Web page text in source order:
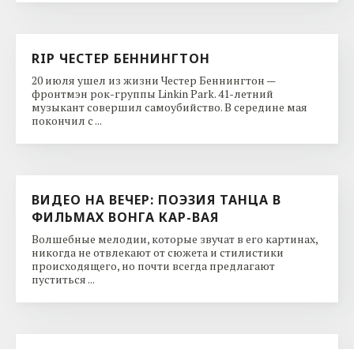
RIP ЧЕСТЕР БЕННИНГТОН
20 июля ушел из жизни Честер Беннингтон —
фронтмэн рок-группы Linkin Park. 41-летний
музыкант совершил самоубийство. В середине мая
покончил с ...
ВИДЕО НА ВЕЧЕР: ПОЭЗИЯ ТАНЦА В
ФИЛЬМАХ ВОНГА КАР-ВАЯ
Волшебные мелодии, которые звучат в его картинах,
никогда не отвлекают от сюжета и стилистики
происходящего, но почти всегда предлагают
пуститься ...